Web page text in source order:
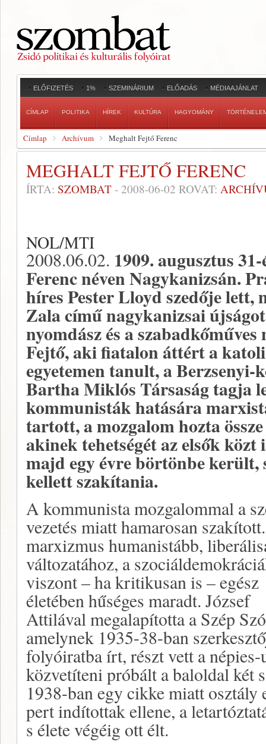
ELŐFIZETÉS 1% SZEMINÁRIUM ELŐADÁS MÉDIAAJÁNLAT
CÍMLAP POLITIKA HÍREK KULTÚRA HAGYOMÁNY
Címlap Archívum Meghalt Fejtő Ferenc
MEGHALT FEJTŐ FERENC
ÍRTA: SZOMBAT - 2008-06-02 ROVAT:
NOL/MTI
2008.06.02. 1909. augusztus
Ferenc néven Nagykanizsán.
híres Pester Lloyd szedője lett,
Zala című nagykanizsai
nyomdász és a
Fejtő, aki fiatalon áttért a
egyetemen tanult, a
Bartha Miklós Társaság tagja
kommunisták hatására
tartott, a mozgalom hozta
akinek tehetségét az elsők közt
majd egy évre börtönbe került,
kellett szakítania.
A kommunista mozgalommal a
vezetés miatt hamarosan
marxizmus humanistább,
változatához, a
viszont – ha kritikusan is – egész
életében hűséges maradt. József
Attilával megalapította a Szép
amelynek 1935-38-ban
folyóiratba írt, részt vett a
közvetíteni próbált a baloldal két
1938-ban egy cikke miatt osztály
pert indítottak ellene, a
s élete végéig ott élt.